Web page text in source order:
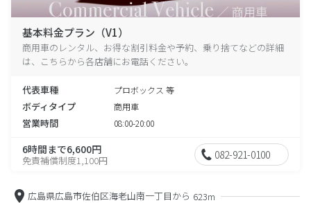
基本料金プラン（V1）
商用車のレンタル、お得な割引料金や予約、乗り捨てなどの詳細
は、こちらから各店舗にお電話ください。
代表車種 プロボックス 等
ボディタイプ 商用車
営業時間 08:00-20:00
6時間まで6,600円
免責補償制度1,100円 082-921-0100
広島県広島市佐伯区海老山南一丁目から 623m